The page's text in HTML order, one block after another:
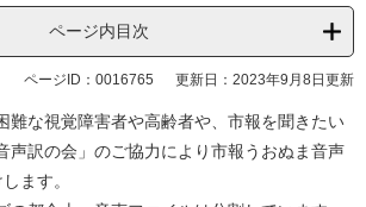
ページ内目次
ページID：0016765 更新日：2023年9月8日更新
な視覚障害者や高齢者や、市報を聞きたい
声訳の会」のご協力により市報うおぬま音声
ます。